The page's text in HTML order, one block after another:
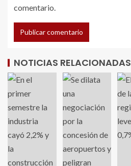
comentario.
NOTICIAS RELACIONADAS